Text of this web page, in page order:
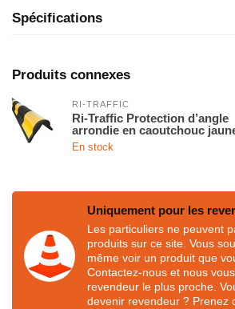
Spécifications
Produits connexes
RI-TRAFFIC
Ri-Traffic Protection d’angle
arrondie en caoutchouc
En stock
Uniquement pour les
Les particuliers ne peuvent
produits sur ce site. Vous
même voir un produit que
Contactez-nous et nous
revendeur le plus proche.
devenir revendeur ? Prenez